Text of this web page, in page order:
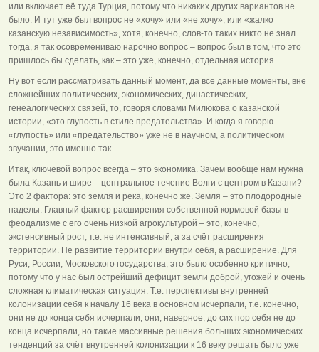
или включает её туда Турция, потому что никаких других вариантов не
было. И тут уже был вопрос не «хочу» или «не хочу», или «жалко
казанскую независимость», хотя, конечно, слов-то таких никто не знал
тогда, я так осовремениваю нарочно вопрос – вопрос был в том, что это
пришлось бы сделать, как – это уже, конечно, отдельная история.
Ну вот если рассматривать данный момент, да все данные моменты, вне
сложнейших политических, экономических, династических,
генеалогических связей, то, говоря словами Милюкова о казанской
истории, «это глупость в стиле предательства». И когда я говорю
«глупость» или «предательство» уже не в научном, а политическом
звучании, это именно так.
Итак, ключевой вопрос всегда – это экономика. Зачем вообще нам нужна
была Казань и шире – центральное течение Волги с центром в Казани?
Это 2 фактора: это земля и река, конечно же. Земля – это плодородные
наделы. Главный фактор расширения собственной кормовой базы в
феодализме с его очень низкой агрокультурой – это, конечно,
экстенсивный рост, т.е. не интенсивный, а за счёт расширения
территории. Не развитие территории внутри себя, а расширение. Для
Руси, России, Московского государства, это было особенно критично,
потому что у нас был острейший дефицит земли доброй, угожей и очень
сложная климатическая ситуация. Т.е. перспективы внутренней
колонизации себя к началу 16 века в основном исчерпали, т.е. конечно,
они не до конца себя исчерпали, они, наверное, до сих пор себя не до
конца исчерпали, но такие массивные решения больших экономических
тенденций за счёт внутренней колонизации к 16 веку решать было уже